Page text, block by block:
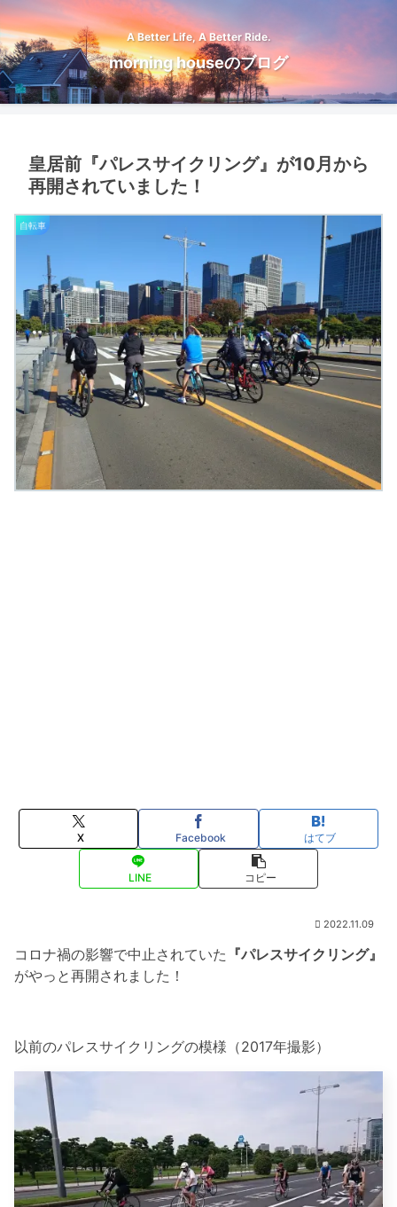
A Better Life, A Better Ride.
morning houseのブログ
皇居前『パレスサイクリング』が10月から
再開されていました！
自転車
X Facebook はてブ
LINE コピー
2022.11.09
コロナ禍の影響で中止されていた 『パレスサイクリング』
がやっと再開されました！
以前のパレスサイクリングの模様（2017年撮影）